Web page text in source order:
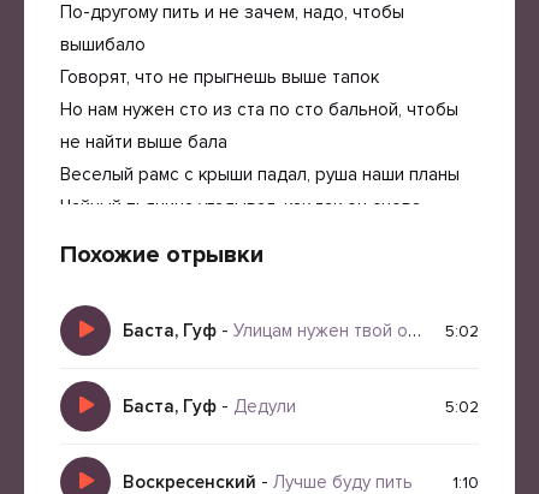
По-другому пить и не зачем, надо, чтобы
вышибало
Говорят, что не прыгнешь выше тапок
Но нам нужен сто из ста по сто бальной, чтобы
не найти выше бала
Веселый рамс с крыши падал, руша наши планы
Чайный пьяница угадывал, как так он снова
Похожие отрывки
Баста, Гуф - Улицам нужен твой огонь 5:02
Баста, Гуф - Дедули 5:02
Воскресенский - Лучше буду пить 1:10